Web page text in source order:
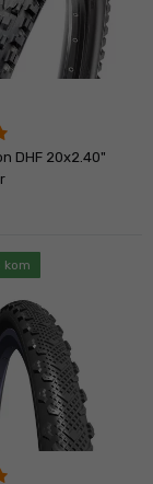
DHF 20x2.40"
kom